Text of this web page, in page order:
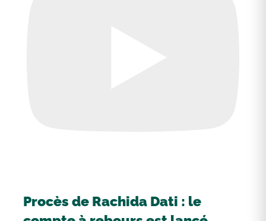
Procès de Rachida Dati : le